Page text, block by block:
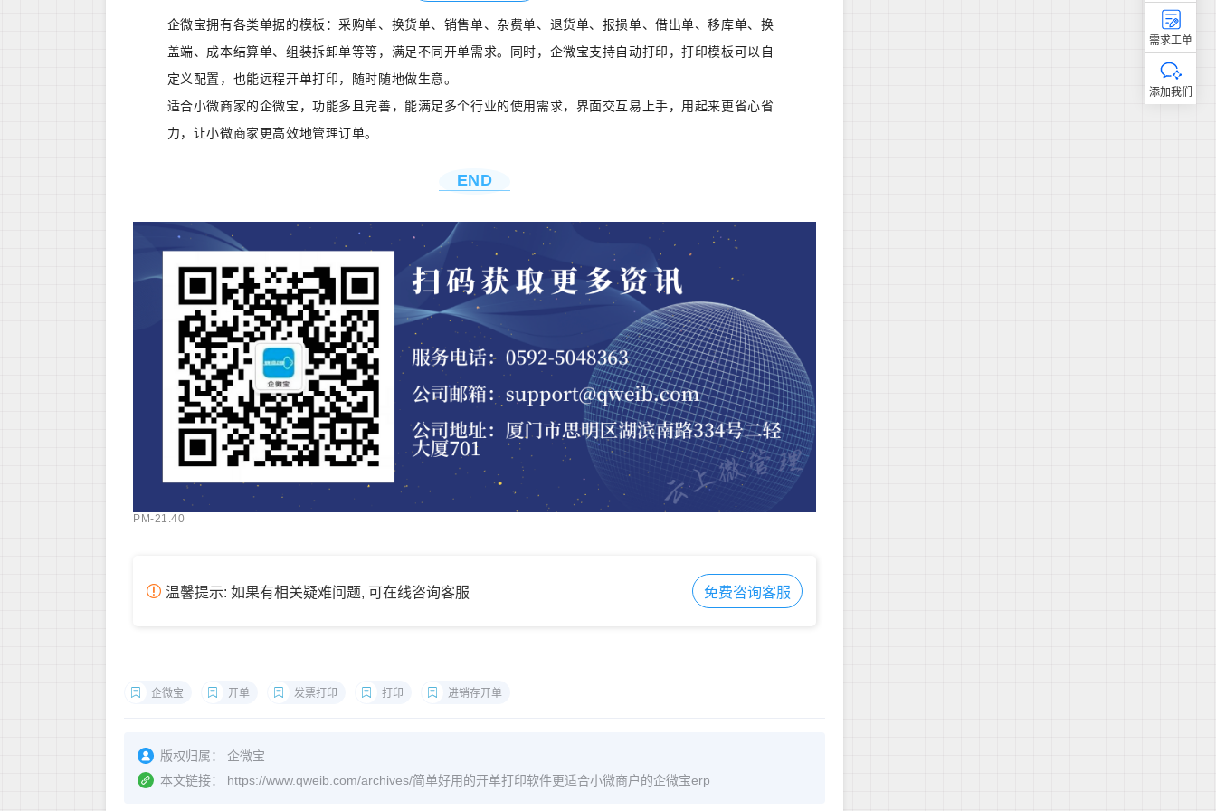
企微宝拥有各类单据的模板：采购单、换货单、销售单、杂费单、退货单、报损单、借出单、移库单、换
盖端、成本结算单、组装拆卸单等等，满足不同开单需求。同时，企微宝支持自动打印，打印模板可以自
定义配置，也能远程开单打印，随时随地做生意。
适合小微商家的企微宝，功能多且完善，能满足多个行业的使用需求，界面交互易上手，用起来更省心省
力，让小微商家更高效地管理订单。
END
PM-21.40
温馨提示: 如果有相关疑难问题, 可在线咨询客服 免费咨询客服
企微宝 开单 发票打印 打印 进销存开单
版权归属：
企微宝
本文链接：
https://www.qweib.com/archives/简单好用的开单打印软件更适合小微商户的企微宝erp
需求工单
添加我们